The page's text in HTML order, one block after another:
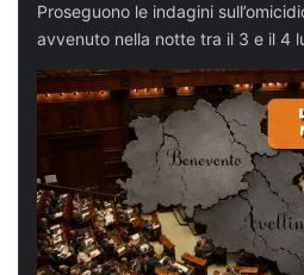
Proseguono le indagini
avvenuto nella notte tra il 3 e il 4